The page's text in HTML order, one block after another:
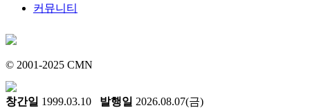
커뮤니티
© 2001-2025 CMN
창간일 1999.03.10 발행일 2026.08.07(금)